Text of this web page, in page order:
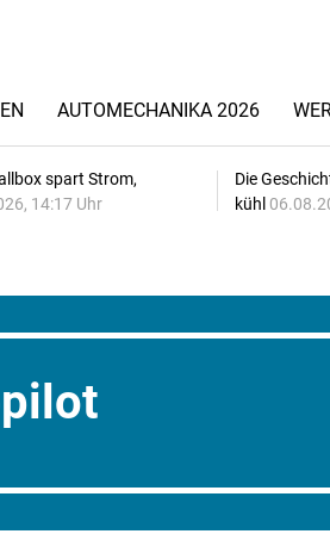
AUTOMECHANIKA 2026
spart Strom,
14:17 Uhr
Die
kühl